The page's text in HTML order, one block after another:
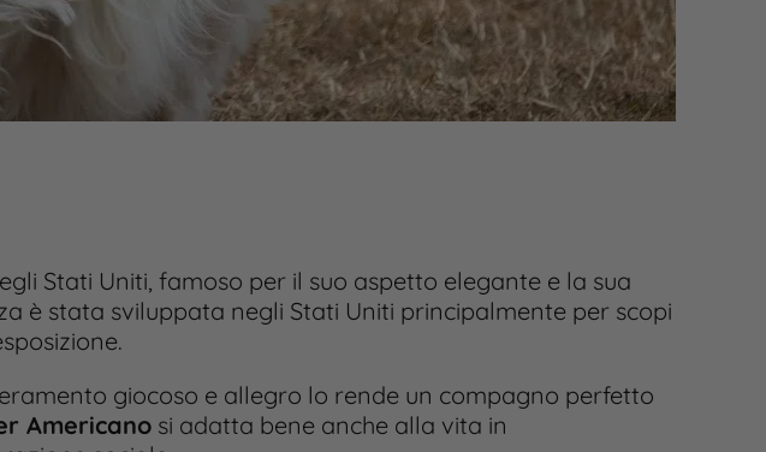
Stati Uniti, famoso per il suo aspetto elegante e la sua
è stata sviluppata negli Stati Uniti principalmente per scopi
giocoso e allegro lo rende un compagno perfetto
Americanosi adatta bene anche alla vita in